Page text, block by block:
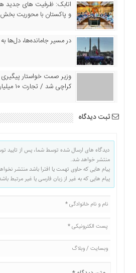
اتابک: ظرفیت های جدید
و پاکستان با محوریت
در مسیر جا‌مانده‌ها، دل‌ها
وزیر صمت خواستار پیگیری
کراچی شد / تجارت ۱۰ میلیارد دلاری ایران و پاکستان
ثبت دیدگاه
دیدگاه های ارسال شده توسط شما، پس از تایید
منتشر خواهد شد.
پیام هایی که حاوی تهمت یا افترا باشد منتشر
پیام هایی که به غیر از زبان فارسی یا غیر مرتبط